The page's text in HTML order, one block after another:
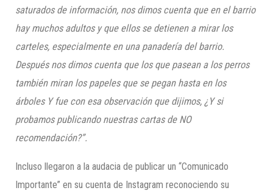
saturados de información, nos dimos cuenta que en el barrio
hay muchos adultos y que ellos se detienen a mirar los
carteles, especialmente en una panadería del barrio.
Después nos dimos cuenta que los que pasean a los perros
también miran los papeles que se pegan hasta en los
árboles Y fue con esa observación que dijimos, ¿Y si
probamos publicando nuestras cartas de NO
recomendación?”.
Incluso llegaron a la audacia de publicar un “Comunicado
Importante” en su cuenta de Instagram reconociendo su